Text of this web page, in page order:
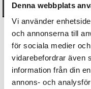
Denna webbplats
Vi använder
och annonserna till
för sociala medier
vidarebefordrar även
information från din
annons- och